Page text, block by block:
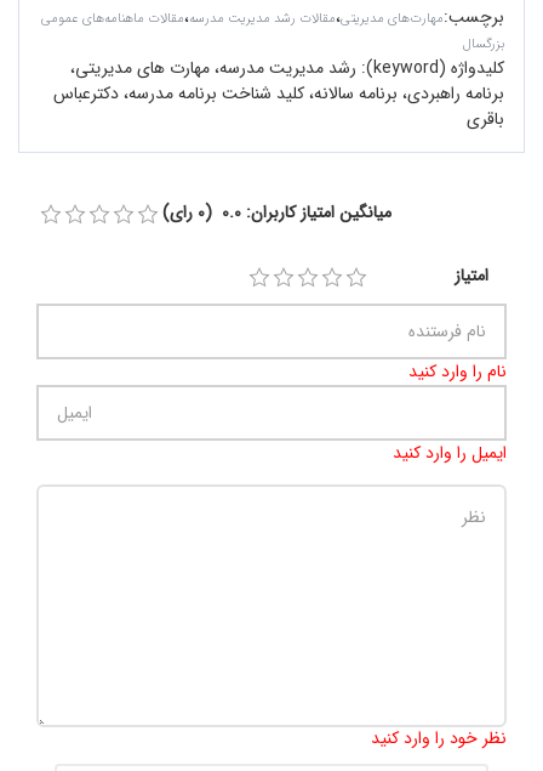
برچسب:مهارت‌های مدیریتی،مقالات رشد مدیریت مدرسه،مقالات ماهنامه‌های عمومی
بزرگسال
کلیدواژه (keyword):
رشد مدیریت مدرسه، مهارت های مدیریتی،
برنامه راهبردی، برنامه سالانه، کلید شناخت برنامه مدرسه، دکترعباس
باقری
میانگین امتیاز کاربران: 0.0 (0 رای)
امتیاز
نام را وارد کنید
ایمیل را وارد کنید
نظر خود را وارد کنید